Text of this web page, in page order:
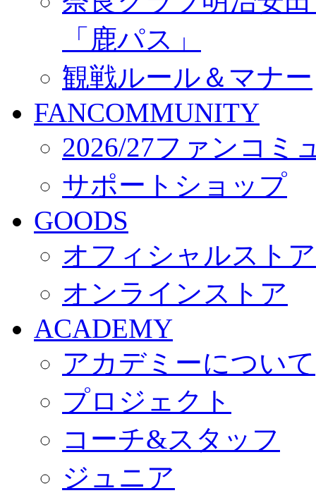
「鹿パス」
観戦ルール＆マナー
FANCOMMUNITY
2026/27ファンコミ
サポートショップ
GOODS
オフィシャルスト
オンラインストア
ACADEMY
アカデミーについて
プロジェクト
コーチ&スタッフ
ジュニア